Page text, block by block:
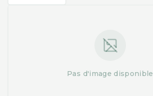
Pas d'image disponible